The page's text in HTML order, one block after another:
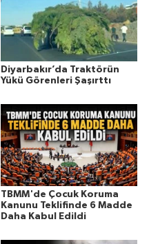
Diyarbakır’da Traktörün
Yükü Görenleri Şaşırttı
TBMM'de Çocuk Koruma
Kanunu Teklifinde 6 Madde
Daha Kabul Edildi